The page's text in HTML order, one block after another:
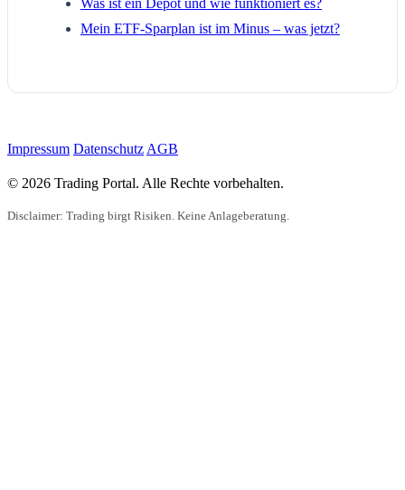
Mein ETF-Sparplan ist im Minus – was jetzt?
Impressum Datenschutz AGB
© 2026 Trading Portal. Alle Rechte vorbehalten.
Disclaimer: Trading birgt Risiken. Keine Anlageberatung.